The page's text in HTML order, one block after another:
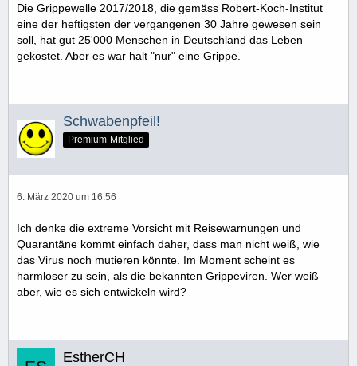
Die Grippewelle 2017/2018, die gemäss Robert-Koch-Institut
eine der heftigsten der vergangenen 30 Jahre gewesen sein
soll, hat gut 25'000 Menschen in Deutschland das Leben
gekostet. Aber es war halt "nur" eine Grippe.
Schwabenpfeil!
Premium-Mitglied
6. März 2020 um 16:56
Ich denke die extreme Vorsicht mit Reisewarnungen und
Quarantäne kommt einfach daher, dass man nicht weiß, wie
das Virus noch mutieren könnte. Im Moment scheint es
harmloser zu sein, als die bekannten Grippeviren. Wer weiß
aber, wie es sich entwickeln wird?
EstherCH